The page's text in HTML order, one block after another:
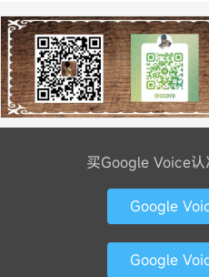
买Google Voice认
Google
Google